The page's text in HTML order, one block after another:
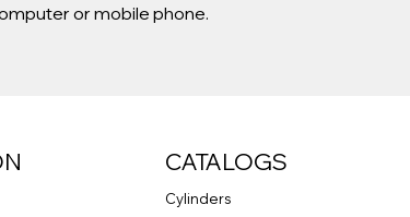
or mobile phone.
CATALOGS
Cylinders